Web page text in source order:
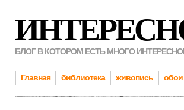
БЛОГ В КОТОРОМ ЕСТЬ МНОГО
Главная библиотека живопись обои